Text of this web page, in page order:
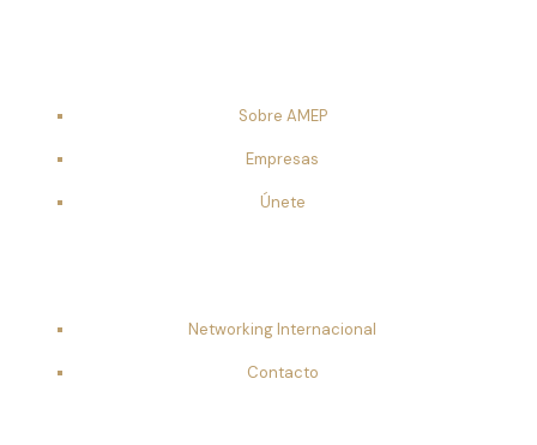
Sobre AMEP
Empresas
Únete
Networking Internacional
Contacto